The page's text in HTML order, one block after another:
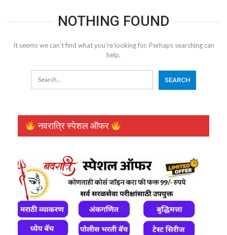
NOTHING FOUND
It seems we can’t find what you’re looking for. Perhaps searching can
help.
नवरात्रि स्पेशल ऑफर